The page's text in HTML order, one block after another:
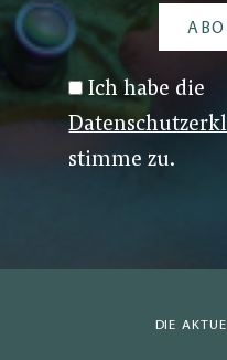
Ich habe die
stimme zu.
DIE